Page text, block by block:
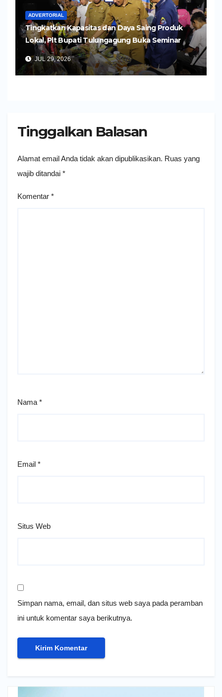
ADVERTORIAL
Tingkatkan Kapasitas dan Daya Saing Produk
Lokal, Plt Bupati Tulungagung Buka Seminar
Impor dan Ekspor Produk UMKM
JUL 29, 2026
Tinggalkan Balasan
Alamat email Anda tidak akan dipublikasikan. Ruas yang
wajib ditandai *
Komentar *
Nama *
Email *
Situs Web
Simpan nama, email, dan situs web saya pada peramban
ini untuk komentar saya berikutnya.